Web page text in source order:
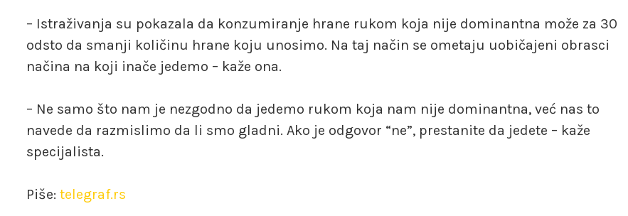
– Istraživanja su pokazala da konzumiranje hrane rukom koja nije dominantna može za 30
odsto da smanji količinu hrane koju unosimo. Na taj način se ometaju uobičajeni obrasci
načina na koji inače jedemo – kaže ona.
– Ne samo što nam je nezgodno da jedemo rukom koja nam nije dominantna, već nas to
navede da razmislimo da li smo gladni. Ako je odgovor “ne”, prestanite da jedete – kaže
specijalista.
Piše: telegraf.rs